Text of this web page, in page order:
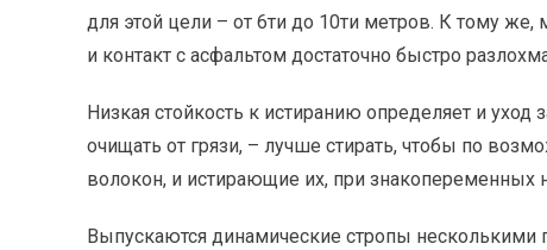
для этой цели – от 6ти до 10ти метров. К тому
и контакт с асфальтом достаточно быстро
Низкая стойкость к истиранию определяет и
очищать от грязи, – лучше стирать, чтобы по
волокон, и истирающие их, при знакопеременных
Выпускаются динамические стропы несколькими